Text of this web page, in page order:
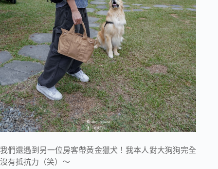
我們還遇到另一位房客帶黃金獵犬！我本人對大狗狗完全
沒有抵抗力（笑）～